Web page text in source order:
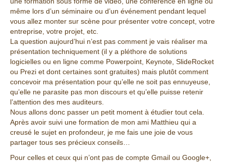
même lors d’un séminaire ou d’un événement pendant lequel
vous allez monter sur scène pour présenter votre concept, votre
entreprise, votre projet, etc.
La question aujourd’hui n’est pas comment je vais réaliser ma
présentation techniquement (il y a pléthore de solutions
logicielles ou en ligne comme Powerpoint, Keynote, SlideRocket
ou Prezi et dont certaines sont gratuites) mais plutôt comment
concevoir ma présentation pour qu’elle ne soit pas ennuyeuse,
qu’elle ne parasite pas mon discours et qu’elle puisse retenir
l’attention des mes auditeurs.
Nous allons donc passer un petit moment à étudier tout cela.
Après avoir suivi une formation de mon ami Matthieu qui a
creusé le sujet en profondeur, je me fais une joie de vous
partager tous ses précieux conseils…
Pour celles et ceux qui n’ont pas de compte Gmail ou Google+,